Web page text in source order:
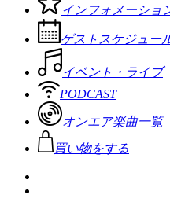
インフォメーショ
ゲストスケジュー
イベント・ライブ
PODCAST
オンエア楽曲一覧
買い物をする